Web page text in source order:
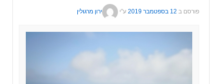
פורסם ב 12 בספטמבר 2019 ע"י ירון מרגולין